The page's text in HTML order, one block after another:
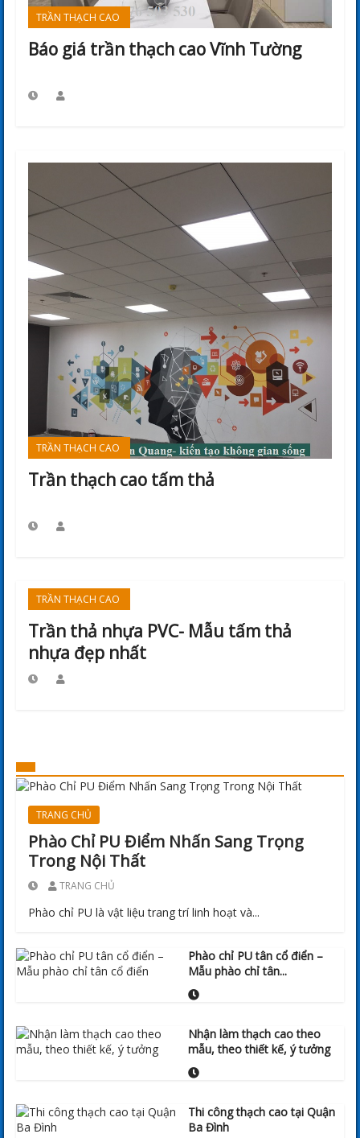
TRẦN THẠCH CAO
Báo giá trần thạch cao Vĩnh Tường
TRẦN THẠCH CAO
Trần thạch cao tấm thả
TRẦN THẠCH CAO
Trần thả nhựa PVC- Mẫu tấm thả
nhựa đẹp nhất
TRANG CHỦ
Phào Chỉ PU Điểm Nhấn Sang Trọng
Trong Nội Thất
TRANG CHỦ
Phào chỉ PU là vật liệu trang trí linh hoạt và...
Phào chỉ PU tân cổ điển –
Mẫu phào chỉ tân...
Nhận làm thạch cao theo
mẫu, theo thiết kế, ý tưởng
Thi công thạch cao tại Quận
Ba Đình